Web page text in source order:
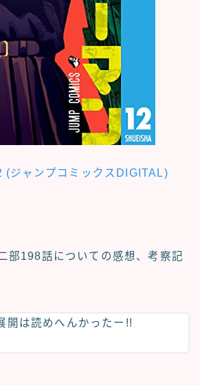
(ジャンプコミックスDIGITAL)
部198話についての感想、考察記
開は読めへんかったー!!